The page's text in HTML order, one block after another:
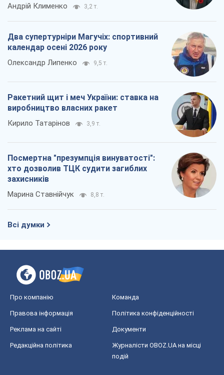
Андрій Клименко 3,2 т.
Два супертурніри Магучіх: спортивний
календар осені 2026 року
Олександр Липенко 9,5 т.
Ракетний щит і меч України: ставка на
виробництво власних ракет
Кирило Татарінов 3,9 т.
Посмертна "презумпція винуватості":
хто дозволив ТЦК судити загиблих
захисників
Марина Ставнійчук 8,8 т.
Всі думки
Про компанію Команда
Правова інформація Політика конфіденційності
Реклама на сайті Документи
Редакційна політика
Журналісти OBOZ.UA на місці
подій